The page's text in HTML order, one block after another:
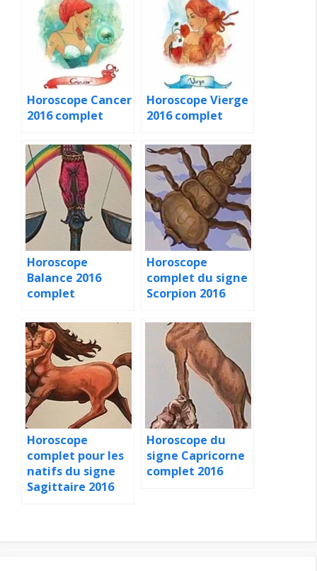
Horoscope Cancer
2016 complet
Horoscope Vierge
2016 complet
Horoscope
Balance 2016
complet
Horoscope
complet du signe
Scorpion 2016
Horoscope
complet pour les
natifs du signe
Sagittaire 2016
Horoscope du
signe Capricorne
complet 2016